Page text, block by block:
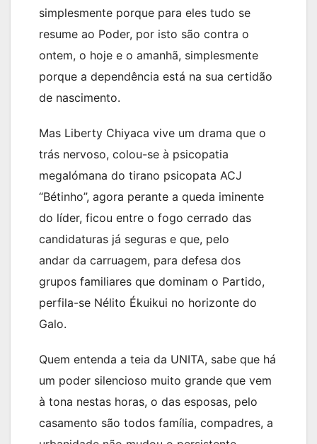
simplesmente porque para eles tudo se
resume ao Poder, por isto são contra o
ontem, o hoje e o amanhã, simplesmente
porque a dependência está na sua certidão
de nascimento.
Mas Liberty Chiyaca vive um drama que o
trás nervoso, colou-se à psicopatia
megalómana do tirano psicopata ACJ
“Bétinho”, agora perante a queda iminente
do líder, ficou entre o fogo cerrado das
candidaturas já seguras e que, pelo
andar da carruagem, para defesa dos
grupos familiares que dominam o Partido,
perfila-se Nélito Ékuikui no horizonte do
Galo.
Quem entenda a teia da UNITA, sabe que há
um poder silencioso muito grande que vem
à tona nestas horas, o das esposas, pelo
casamento são todos família, compadres, a